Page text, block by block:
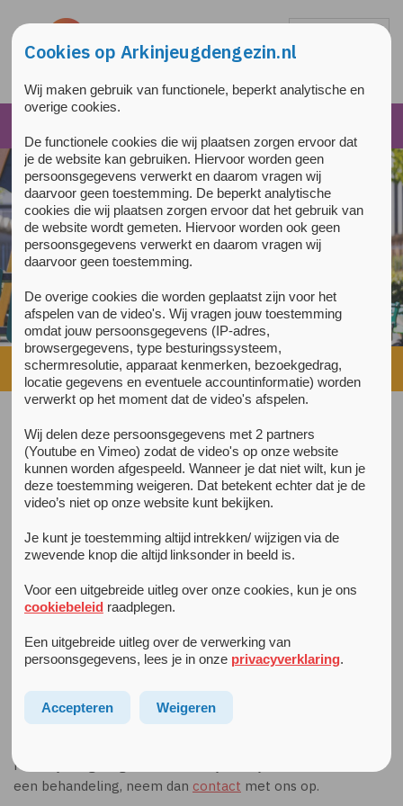
Home»Ouder & kind»Mijn gezin heeft hulp nodig
Mijn gezin heeft hulp nodig
Binnen Arkin Jeugd & Gezin worden ouders of opvoeders
altijd actief bij de behandeling van hun kinderen betrokken.
begeleidende gesprekken nodig door onsCentrum voor
Relationele Therapie. In andere gevallen komt het gezin
behandelaanbod zoals hetProject aan Huis. Het
Kinderen uit de Knel
onvrede over vaak uitblijvende of onvoldoende resultaten
bij behandelingen van ouders en/of kinderen in zeer
Deze trajecten van Arkin Jeugd & Gezin kunnen jou en je
Mocht je nog vragen hebben of je wilt je aanmelden voor
een behandeling, neem dan contact met ons op.
Cookies op Arkinjeugdengezin.nl
Wij maken gebruik van functionele, beperkt analytische en
overige cookies.
De functionele cookies die wij plaatsen zorgen ervoor dat
je de website kan gebruiken. Hiervoor worden geen
persoonsgegevens verwerkt en daarom vragen wij
daarvoor geen toestemming. De beperkt analytische
cookies die wij plaatsen zorgen ervoor dat het gebruik van
de website wordt gemeten. Hiervoor worden ook geen
persoonsgegevens verwerkt en daarom vragen wij
daarvoor geen toestemming.
De overige cookies die worden geplaatst zijn voor het
afspelen van de video's. Wij vragen jouw toestemming
omdat jouw persoonsgegevens (IP-adres,
browsergegevens, type besturingssysteem,
schermresolutie, apparaat kenmerken, bezoekgedrag,
locatie gegevens en eventuele accountinformatie) worden
verwerkt op het moment dat de video's afspelen.
Wij delen deze persoonsgegevens met 2 partners
(Youtube en Vimeo) zodat de video's op onze website
kunnen worden afgespeeld. Wanneer je dat niet wilt, kun je
deze toestemming weigeren. Dat betekent echter dat je de
video’s niet op onze website kunt bekijken.
Je kunt je toestemming altijd intrekken/ wijzigen via de
zwevende knop die altijd linksonder in beeld is.
Voor een uitgebreide uitleg over onze cookies, kun je ons
cookiebeleid raadplegen.
Een uitgebreide uitleg over de verwerking van
persoonsgegevens, lees je in onze privacyverklaring.
Accepteren Weigeren